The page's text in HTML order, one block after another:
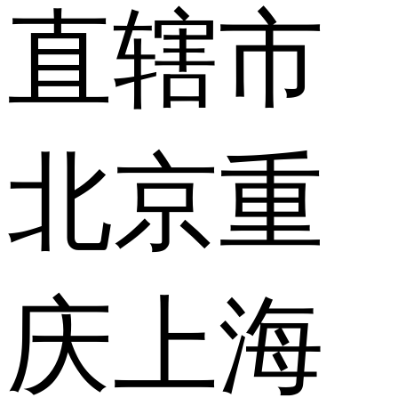
直辖市
北京重
庆上海